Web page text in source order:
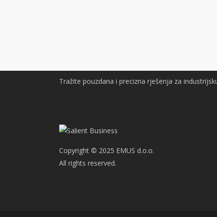
Tražite pouzdana i precizna rješenja za
Copyright © 2025 EMUS d.o.o.
All rights reserved.